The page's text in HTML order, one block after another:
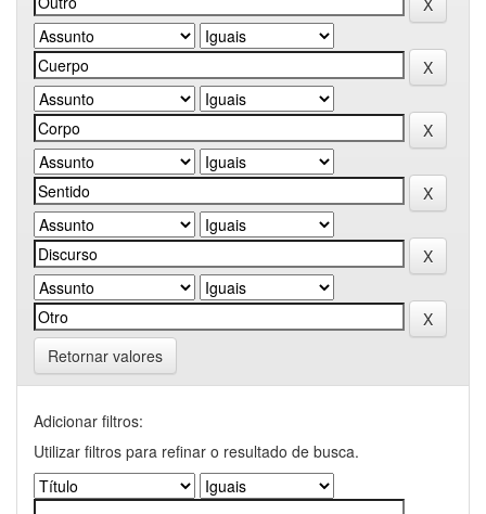
Retornar valores
Adicionar filtros:
Utilizar filtros para refinar o resultado de busca.